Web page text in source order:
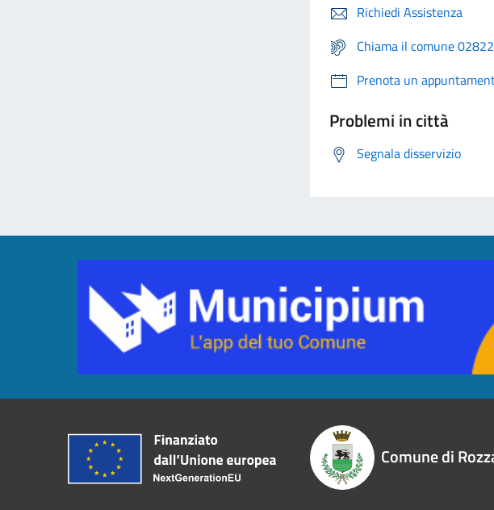
Richiedi Assistenza
Chiama il comune
Prenota un
Problemi in città
Segnala disservizio
Comune di